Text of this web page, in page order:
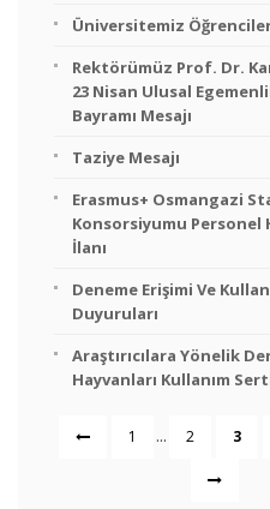
Üniversitemiz
Rektörümüz Prof. Dr.
23 Nisan Ulusal
Bayramı Mesajı
Taziye Mesajı
Erasmus+ Osmangazi
Konsorsiyumu Personel
İlanı
Deneme Erişimi Ve
Duyuruları
Araştırıcılara Yönelik
Hayvanları Kullanım
1 ... 2 3